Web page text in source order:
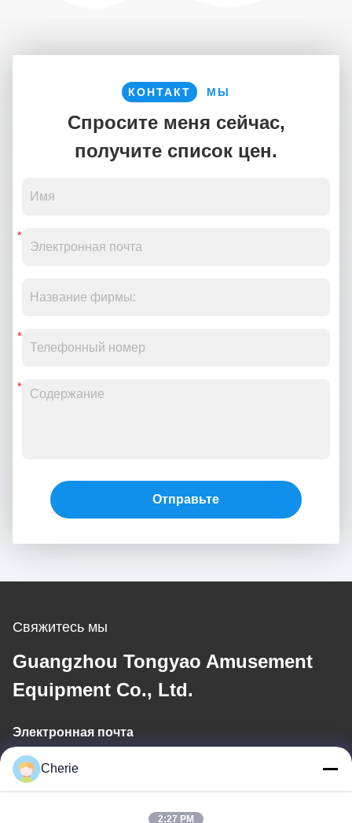
КОНТАКТ МЫ
Спросите меня сейчас,
получите список цен.
Отправьте
Свяжитесь мы
Guangzhou Tongyao Amusement
Equipment Co., Ltd.
Электронная почта
aitong001@attqb.com
Cherie
2:27 PM